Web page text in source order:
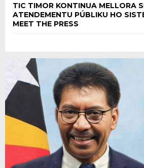
TIC TIMOR KONTINUA MELLORA
ATENDEMENTU PÚBLIKU HO
MEET THE PRESS